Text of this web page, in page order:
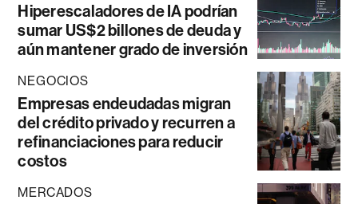
Hiperescaladores de IA podrían
sumar US$2 billones de deuda y
aún mantener grado de inversión
NEGOCIOS
Empresas endeudadas migran
del crédito privado y recurren a
refinanciaciones para reducir
costos
MERCADOS